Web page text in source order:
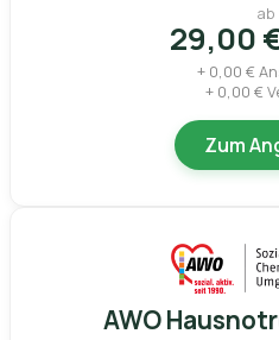
ab
29,00
+ 0,00 €
+ 0,00 €
Zum
AWO